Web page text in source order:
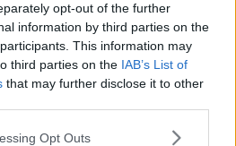
opt-out of the further
information by third parties on the
This information may
third parties on the IAB’s List of
that may further disclose it to other
app uses one or more Google
Opt Outs